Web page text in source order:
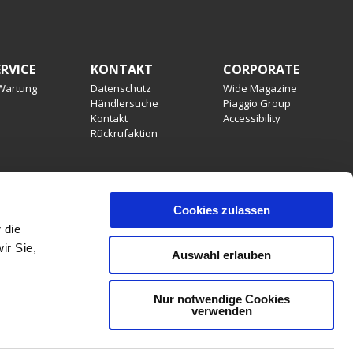
die
Sie,
Cookies zulassen
Auswahl erlauben
Nur notwendige Cookies
verwenden
KONTAKT
Datenschutz
Händlersuche
Kontakt
Rückrufaktion
CORPORATE
Wide Magazine
Piaggio Group
Accessibility
Preisänderungen jederzeit und ohne Vorankündigung
von Ausstattung, Produktmerkmalen, Dekore oder
Farbfehler, Irrtümer, Änderungen und Auslaufartikel
In verschiedenen Ländern sind aufgrund gesetzlicher
montagekosten sind nicht im Preis inbegriffen.
LAND ODER REGION AUSWÄHLEN DE FR IT